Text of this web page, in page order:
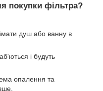
покупки фільтра?
душ або ванну в
і будуть
опалення та